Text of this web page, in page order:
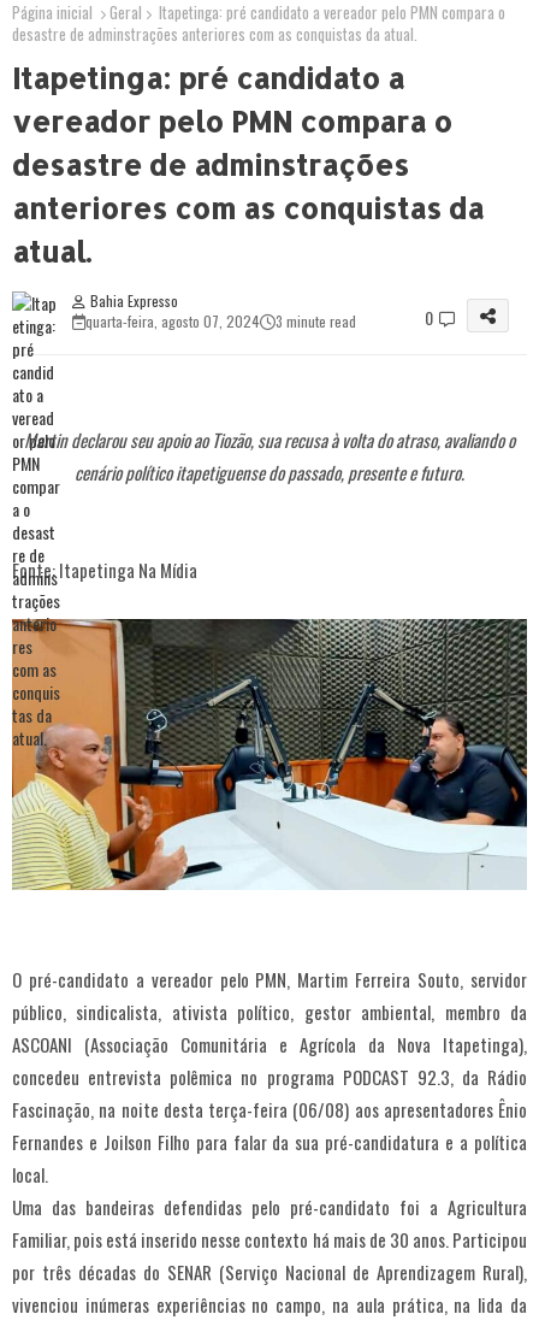
Página inicial Geral
Itapetinga: pré candidato a vereador pelo PMN compara o
desastre de adminstrações anteriores com as conquistas da atual.
Itapetinga: pré candidato a
vereador pelo PMN compara o
desastre de adminstrações
anteriores com as conquistas da
atual.
Bahia Expresso
quarta-feira, agosto 07, 2024
3 minute read 0
Martin declarou seu apoio ao Tiozão, sua recusa à volta do atraso, avaliando o
cenário político itapetiguense do passado, presente e futuro.
Fonte: Itapetinga Na Mídia
O pré-candidato a vereador pelo PMN, Martim Ferreira Souto, servidor
público, sindicalista, ativista político, gestor ambiental, membro da
ASCOANI (Associação Comunitária e Agrícola da Nova Itapetinga),
concedeu entrevista polêmica no programa PODCAST 92.3, da Rádio
Fascinação, na noite desta terça-feira (06/08) aos apresentadores Ênio
Fernandes e Joilson Filho para falar da sua pré-candidatura e a política
local.
Uma das bandeiras defendidas pelo pré-candidato foi a Agricultura
Familiar, pois está inserido nesse contexto há mais de 30 anos. Participou
por três décadas do SENAR (Serviço Nacional de Aprendizagem Rural),
vivenciou inúmeras experiências no campo, na aula prática, na lida da